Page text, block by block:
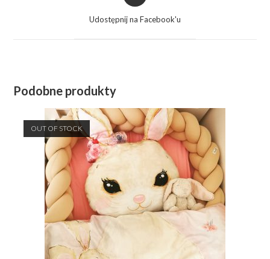
new
Udostępnij na Facebook'u
Podobne produkty
OUT OF STOCK